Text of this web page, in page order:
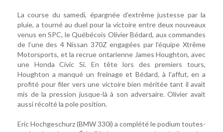
La course du samedi, épargnée d’extrême justesse par la
pluie, a tourné au duel pour la victoire entre deux nouveaux
venus en SPC, le Québécois Olivier Bédard, aux commandes
de l’une des 4 Nissan 370Z engagées par l’équipe Xtrême
Motorsports, et la recrue ontarienne James Houghton, avec
une Honda Civic Si. En tête lors des premiers tours,
Houghton a manqué un freinage et Bédard, à l’affut, en a
profité pour filer vers une victoire bien méritée tant il avait
mis de la pression jusque-là à son adversaire. Olivier avait
aussi récolté la pole position.
Eric Hochgeschurz (BMW 330i) a complété le podium toutes-